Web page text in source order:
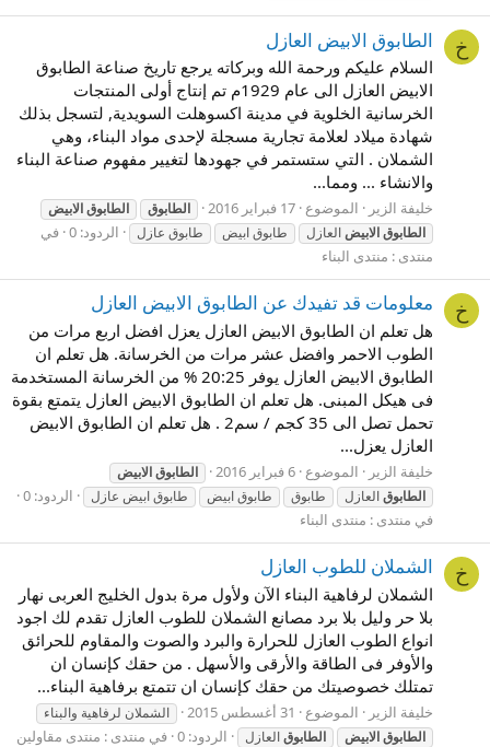
خ الطابوق الابيض العازل
السلام عليكم ورحمة الله وبركاته يرجع تاريخ صناعة الطابوق
الابيض العازل الى عام 1929م تم إنتاج أولى المنتجات
الخرسانية الخلوية في مدينة اكسوهلت السويدية, لتسجل بذلك
شهادة ميلاد لعلامة تجارية مسجلة لإحدى مواد البناء، وهي
الشملان . التي ستستمر في جهودها لتغيير مفهوم صناعة البناء
والانشاء ... ومما...
خليفة الزير الموضوع 17 فبراير 2016 الطابوق الطابوقالابيض
الطابوقالابيضالعازل طابوق ابيض طابوق عازل الردود: 0
في
منتدى : منتدى البناء
خ معلومات قد تفيدك عن الطابوق الابيض العازل
هل تعلم ان الطابوق الابيض العازل يعزل افضل اربع مرات من
الطوب الاحمر وافضل عشر مرات من الخرسانة. هل تعلم ان
الطابوق الابيض العازل يوفر 20:25 % من الخرسانة المستخدمة
فى هيكل المبنى. هل تعلم ان الطابوق الابيض العازل يتمتع بقوة
تحمل تصل الى 35 كجم / سم2 . هل تعلم ان الطابوق الابيض
العازل يعزل...
خليفة الزير الموضوع 6 فبراير 2016 الطابوقالابيض
الطابوقالعازل طابوق طابوق ابيض طابوق ابيض عازل
الردود: 0
في منتدى : منتدى البناء
خ الشملان للطوب العازل
الشملان لرفاهية البناء الآن ولأول مرة بدول الخليج العربى نهار
بلا حر وليل بلا برد مصانع الشملان للطوب العازل تقدم لك اجود
انواع الطوب العازل للحرارة والبرد والصوت والمقاوم للحرائق
والأوفر فى الطاقة والأرقى والأسهل . من حقك كإنسان ان
تمتلك خصوصيتك من حقك كإنسان ان تتمتع برفاهية البناء...
خليفة الزير الموضوع 31 أغسطس 2015
الشملان لرفاهية والبناء
الطابوقالابيض الطابوقالعازل الردود: 0 في منتدى : منتدى مقاولين